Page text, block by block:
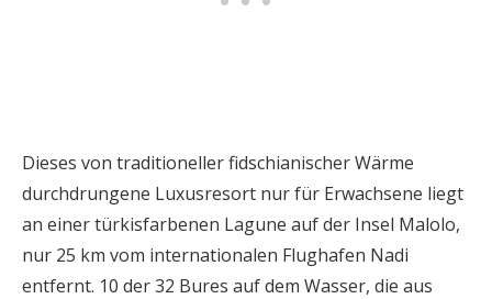
Dieses von traditioneller fidschianischer Wärme
durchdrungene Luxusresort nur für Erwachsene liegt
an einer türkisfarbenen Lagune auf der Insel Malolo,
nur 25 km vom internationalen Flughafen Nadi
entfernt. 10 der 32 Bures auf dem Wasser, die aus